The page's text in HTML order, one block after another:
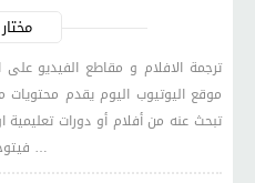
ترجمة الافلام و مقاطع الفيديو على
موقع اليوتيوب اليوم يقدم
تبحث عنه من أفلام أو دورات
فيتوجب عليك فهم ما تقوم بمشاهدته او …